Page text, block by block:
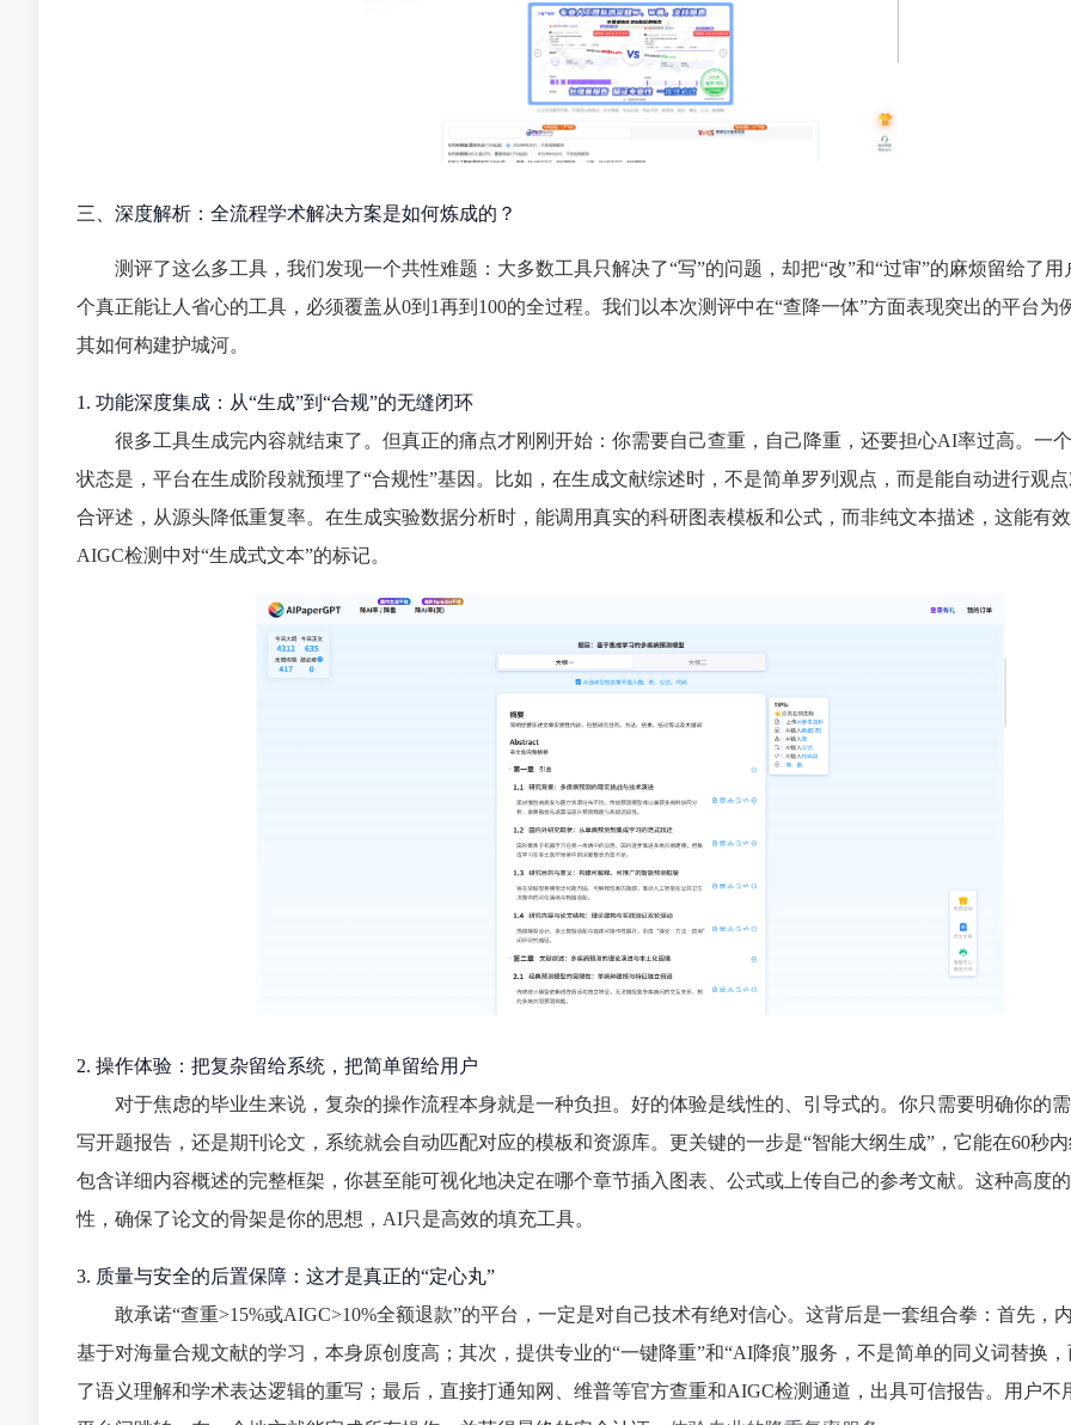
三、深度解析：全流程学术解决方案是如何炼成的？
测评了这么多工具，我们发现一个共性难题：大多数工具只解决了“写”的问题，却把“改”和“过审”的麻烦留给了用
个真正能让人省心的工具，必须覆盖从0到1再到100的全过程。我们以本次测评中在“查降一体”方面表现突出的平台为
其如何构建护城河。
1. 功能深度集成：从“生成”到“合规”的无缝闭环
很多工具生成完内容就结束了。但真正的痛点才刚刚开始：你需要自己查重，自己降重，还要担心AI率过高。一
状态是，平台在生成阶段就预埋了“合规性”基因。比如，在生成文献综述时，不是简单罗列观点，而是能自动进行观
合评述，从源头降低重复率。在生成实验数据分析时，能调用真实的科研图表模板和公式，而非纯文本描述，这能有
AIGC检测中对“生成式文本”的标记。
2. 操作体验：把复杂留给系统，把简单留给用户
对于焦虑的毕业生来说，复杂的操作流程本身就是一种负担。好的体验是线性的、引导式的。你只需要明确你
写开题报告，还是期刊论文，系统就会自动匹配对应的模板和资源库。更关键的一步是“智能大纲生成”，它能在60秒
包含详细内容概述的完整框架，你甚至能可视化地决定在哪个章节插入图表、公式或上传自己的参考文献。这种高度
性，确保了论文的骨架是你的思想，AI只是高效的填充工具。
3. 质量与安全的后置保障：这才是真正的“定心丸”
敢承诺“查重>15%或AIGC>10%全额退款”的平台，一定是对自己技术有绝对信心。这背后是一套组合拳：首先，
基于对海量合规文献的学习，本身原创度高；其次，提供专业的“一键降重”和“AI降痕”服务，不是简单的同义词替换
了语义理解和学术表达逻辑的重写；最后，直接打通知网、维普等官方查重和AIGC检测通道，出具可信报告。用户不